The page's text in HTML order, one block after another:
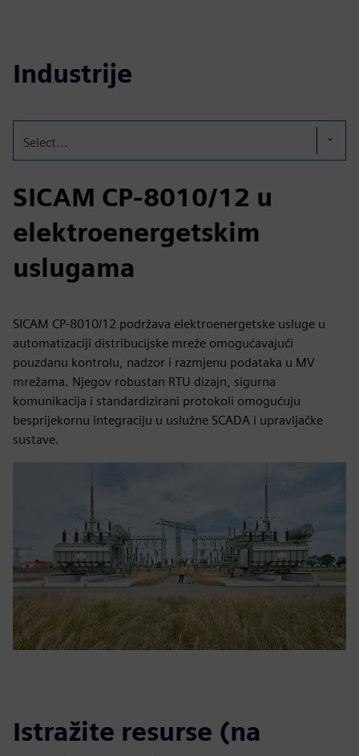
Industrije
Select...
SICAM CP-8010/12 u
elektroenergetskim
uslugama
SICAM CP-8010/12 podržava elektroenergetske usluge u
automatizaciji distribucijske mreže omogućavajući
pouzdanu kontrolu, nadzor i razmjenu podataka u MV
mrežama. Njegov robustan RTU dizajn, sigurna
komunikacija i standardizirani protokoli omogućuju
besprijekornu integraciju u uslužne SCADA i upravljačke
sustave.
Istražite resurse (na